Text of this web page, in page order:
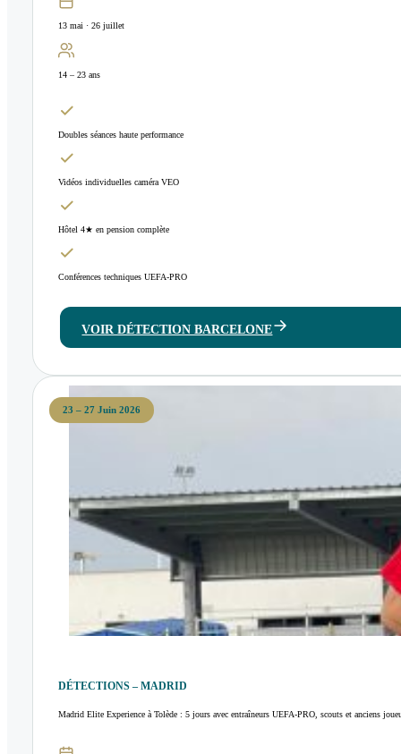
13 mai · 26 juillet
14 – 23 ans
Doubles séances haute performance
Vidéos individuelles caméra VEO
Hôtel 4★ en pension complète
Conférences techniques UEFA-PRO
VOIR DÉTECTION BARCELONE
23 – 27 Juin 2026
DÉTECTIONS – MADRID
Madrid Elite Experience à Tolède : 5 jours avec entraîneurs UEFA-PRO, scouts et anciens